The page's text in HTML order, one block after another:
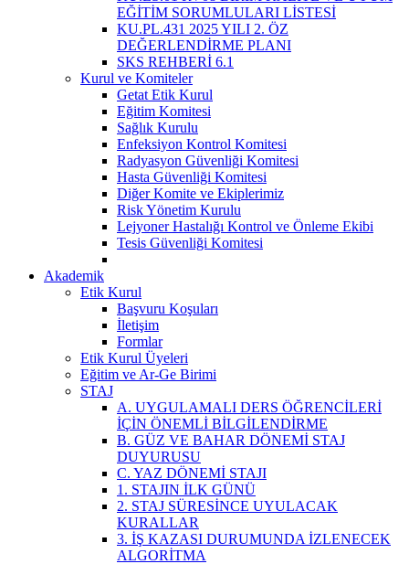
EĞİTİM SORUMLULARI LİSTESİ
KU.PL.431 2025 YILI 2. ÖZ
DEĞERLENDİRME PLANI
SKS REHBERİ 6.1
Kurul ve Komiteler
Getat Etik Kurul
Eğitim Komitesi
Sağlık Kurulu
Enfeksiyon Kontrol Komitesi
Radyasyon Güvenliği Komitesi
Hasta Güvenliği Komitesi
Diğer Komite ve Ekiplerimiz
Risk Yönetim Kurulu
Lejyoner Hastalığı Kontrol ve Önleme Ekibi
Tesis Güvenliği Komitesi
Akademik
Etik Kurul
Başvuru Koşuları
İletişim
Formlar
Etik Kurul Üyeleri
Eğitim ve Ar-Ge Birimi
STAJ
A. UYGULAMALI DERS ÖĞRENCİLERİ
İÇİN ÖNEMLİ BİLGİLENDİRME
B. GÜZ VE BAHAR DÖNEMİ STAJ
DUYURUSU
C. YAZ DÖNEMİ STAJI
1. STAJIN İLK GÜNÜ
2. STAJ SÜRESİNCE UYULACAK
KURALLAR
3. İŞ KAZASI DURUMUNDA İZLENECEK
ALGORİTMA